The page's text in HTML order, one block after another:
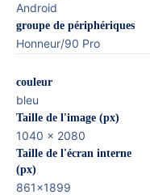
Android
groupe de périphériques
Honneur/90 Pro
couleur
bleu
Taille de l'image (px)
1040 x 2080
Taille de l'écran interne
(px)
861x1899